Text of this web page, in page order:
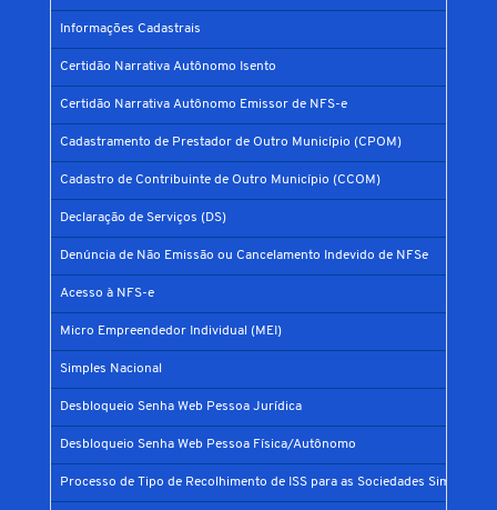
Informações Cadastrais
Certidão Narrativa Autônomo Isento
Certidão Narrativa Autônomo Emissor de NFS-e
Cadastramento de Prestador de Outro Município (CPOM)
Cadastro de Contribuinte de Outro Município (CCOM)
Declaração de Serviços (DS)
Denúncia de Não Emissão ou Cancelamento Indevido de NFSe
Acesso à NFS-e
Micro Empreendedor Individual (MEI)
Simples Nacional
Desbloqueio Senha Web Pessoa Jurídica
Desbloqueio Senha Web Pessoa Física/Autônomo
Processo de Tipo de Recolhimento de ISS para as Sociedades Simples